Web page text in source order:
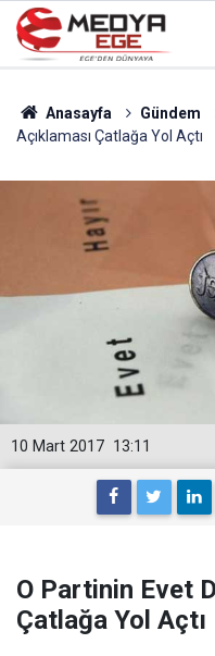
Anasayfa Gündem
Açıklaması Çatlağa Yol Açtı
13:11
10 Mart 2017
O Partinin Evet
Çatlağa Yol Açtı